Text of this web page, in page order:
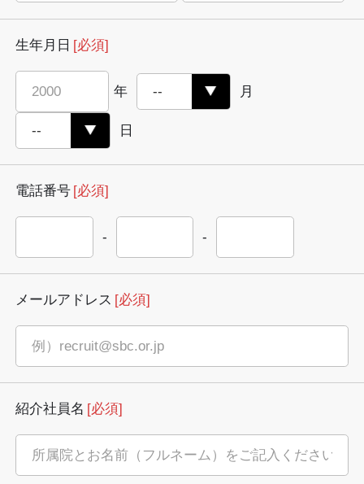
生年月日 [必須]
年 月
日
電話番号 [必須]
- -
メールアドレス [必須]
紹介社員名 [必須]